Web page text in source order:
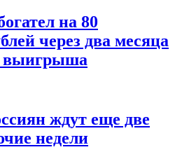
на 80
через два месяца
выигрыша
ждут еще две
недели